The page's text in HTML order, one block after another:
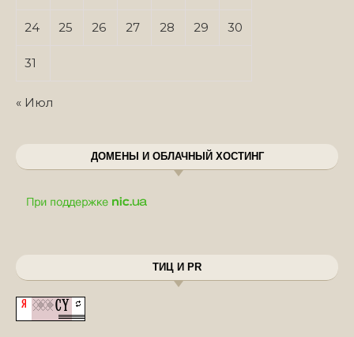
24 25 26 27 28 29 30
31
« Июл
ДОМЕНЫ И ОБЛАЧНЫЙ ХОСТИНГ
ТИЦ И PR